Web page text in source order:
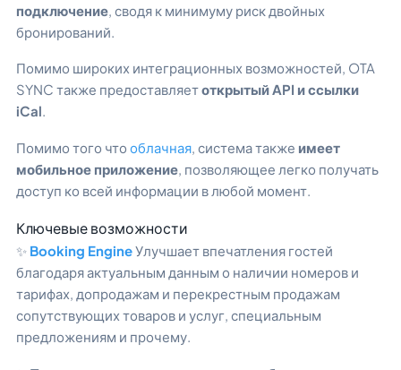
подключение , сводя к минимуму риск двойных
бронирований.
Помимо широких интеграционных возможностей, OTA
SYNC также предоставляетоткрытый API и ссылки
iCal.
Помимо того что облачная , система также имеет
мобильное приложение , позволяющее легко получать
доступ ко всей информации в любой момент.
Ключевые возможности
✨ Booking EngineУлучшает впечатления гостей
благодаря актуальным данным о наличии номеров и
тарифах, допродажам и перекрестным продажам
сопутствующих товаров и услуг, специальным
предложениям и прочему.